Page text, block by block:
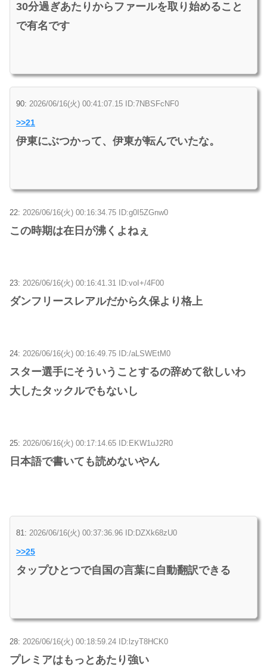
30分過ぎあたりからファールを取り始めること
で有名です
90: 2026/06/16(火) 00:41:07.15 ID:7NBSFcNF0
>>21
伊東にぶつかって、伊東が転んでいたな。
22: 2026/06/16(火) 00:16:34.75 ID:g0I5ZGnw0
この時期は在日が沸くよねぇ
23: 2026/06/16(火) 00:16:41.31 ID:voI+/4F00
ダンフリースレアルだから久保より格上
24: 2026/06/16(火) 00:16:49.75 ID:/aLSWEtM0
スター選手にそういうことするの辞めて欲しいわ
大したタックルでもないし
25: 2026/06/16(火) 00:17:14.65 ID:EKW1uJ2R0
日本語で書いても読めないやん
81: 2026/06/16(火) 00:37:36.96 ID:DZXk68zU0
>>25
タップひとつで自国の言葉に自動翻訳できる
28: 2026/06/16(火) 00:18:59.24 ID:lzyT8HCK0
プレミアはもっとあたり強い